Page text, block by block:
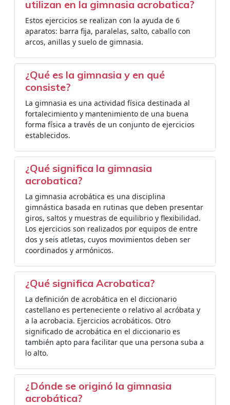
utilizan en la gimnasia acrobatica?
Estos ejercicios se realizan con la ayuda de 6
aparatos: barra fija, paralelas, salto, caballo con
arcos, anillas y suelo de gimnasia.
¿Qué es la gimnasia y en qué
consiste?
La gimnasia es una actividad física destinada al
fortalecimiento y mantenimiento de una buena
forma física a través de un conjunto de ejercicios
establecidos.
¿Qué significa la gimnasia
acrobatica?
La gimnasia acrobática es una disciplina
gimnástica basada en rutinas que deben presentar
giros, saltos y muestras de equilibrio y flexibilidad.
Los ejercicios son realizados por equipos de entre
dos y seis atletas, cuyos movimientos deben ser
coordinados y armónicos.
¿Qué significa Acrobatica?
La definición de acrobática en el diccionario
castellano es perteneciente o relativo al acróbata y
a la acrobacia. Ejercicios acrobáticos. Otro
significado de acrobática en el diccionario es
también apto para facilitar que una persona suba a
lo alto.
¿Dónde se originó la gimnasia
acrobática?